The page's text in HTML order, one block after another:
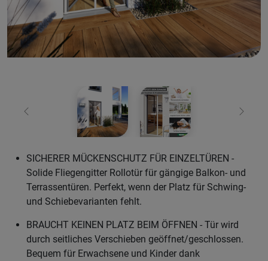
Zurück Weiter
SICHERER MÜCKENSCHUTZ FÜR EINZELTÜREN -
Solide Fliegengitter Rollotür für gängige Balkon- und
Terrassentüren. Perfekt, wenn der Platz für Schwing-
und Schiebevarianten fehlt.
BRAUCHT KEINEN PLATZ BEIM ÖFFNEN - Tür wird
durch seitliches Verschieben geöffnet/geschlossen.
Bequem für Erwachsene und Kinder dank